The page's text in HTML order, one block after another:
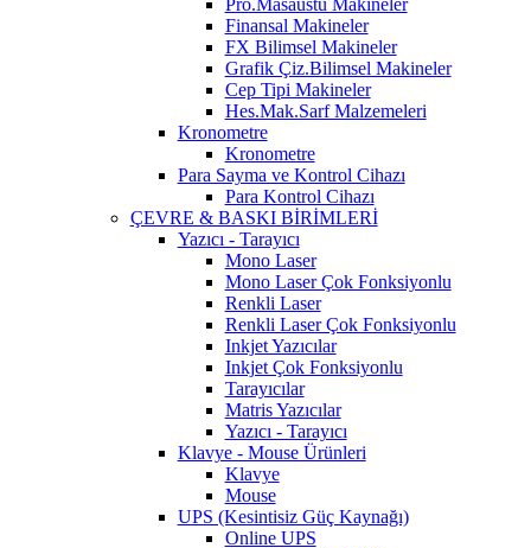
Pro.Masaüstü Makineler
Finansal Makineler
FX Bilimsel Makineler
Grafik Çiz.Bilimsel Makineler
Cep Tipi Makineler
Hes.Mak.Sarf Malzemeleri
Kronometre
Kronometre
Para Sayma ve Kontrol Cihazı
Para Kontrol Cihazı
ÇEVRE & BASKI BİRİMLERİ
Yazıcı - Tarayıcı
Mono Laser
Mono Laser Çok Fonksiyonlu
Renkli Laser
Renkli Laser Çok Fonksiyonlu
Inkjet Yazıcılar
Inkjet Çok Fonksiyonlu
Tarayıcılar
Matris Yazıcılar
Yazıcı - Tarayıcı
Klavye - Mouse Ürünleri
Klavye
Mouse
UPS (Kesintisiz Güç Kaynağı)
Online UPS